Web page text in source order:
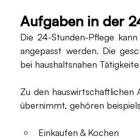
Aufgaben in der
Die 24-Stunden-Pflege
angepasst werden. Die
bei haushaltsnahen
Zu den
übernimmt, gehören
Einkaufen & Kochen